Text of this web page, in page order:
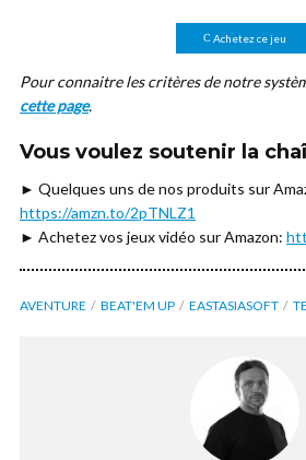
Achetez ce jeu
Pour connaitre les critères de notre
cette page.
Vous voulez soutenir la
► Quelques uns de nos produits sur
https://amzn.to/2pTNLZ1
► Achetez vos jeux vidéo sur Amazon:
AVENTURE BEAT'EM UP EASTASIASOFT